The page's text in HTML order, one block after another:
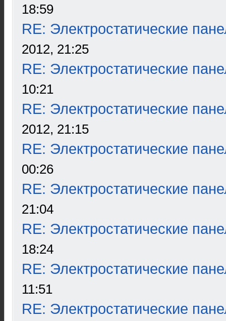
18:59
RE: Электростатические
2012, 21:25
RE: Электростатические
10:21
RE: Электростатические
2012, 21:15
RE: Электростатические
00:26
RE: Электростатические
21:04
RE: Электростатические
18:24
RE: Электростатические
11:51
RE: Электростатические